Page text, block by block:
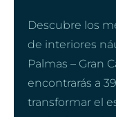
Descubre los
de interiores
Palmas – Gran
encontrarás a
transformar el